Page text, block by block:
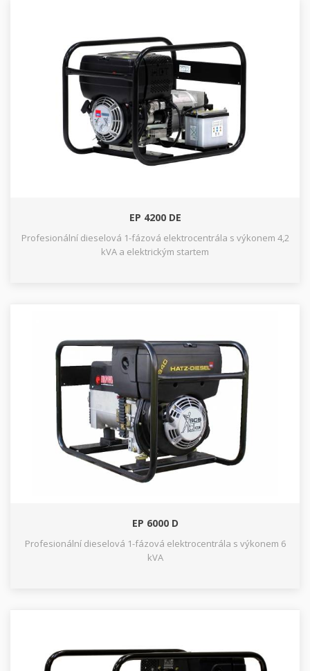
EP 4200 DE
Profesionální dieselová 1-fázová elektrocentrála s výkonem 4,2
kVA a elektrickým startem
EP 6000 D
Profesionální dieselová 1-fázová elektrocentrála s výkonem 6
kVA